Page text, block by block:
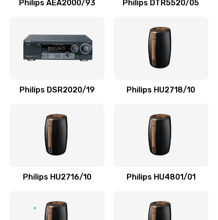
Ремонт микросхемы NFC
1100 руб.
Замена разъема наушников
Ремонт микросхемы управления
Заказать
Замена микросхемы управления
Philips AEA2000/93 Philips DTR5520/05
Philips DSR2020/19 Philips HU2718/10
Philips HU2716/10 Philips HU4801/01